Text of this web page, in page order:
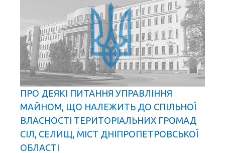
ПРО ДЕЯКІ ПИТАННЯ УПРАВЛІННЯ
МАЙНОМ, ЩО НАЛЕЖИТЬ ДО СПІЛЬНОЇ
ВЛАСНОСТІ ТЕРИТОРІАЛЬНИХ ГРОМАД
СІЛ, СЕЛИЩ, МІСТ ДНІПРОПЕТРОВСЬКОЇ
ОБЛАСТІ